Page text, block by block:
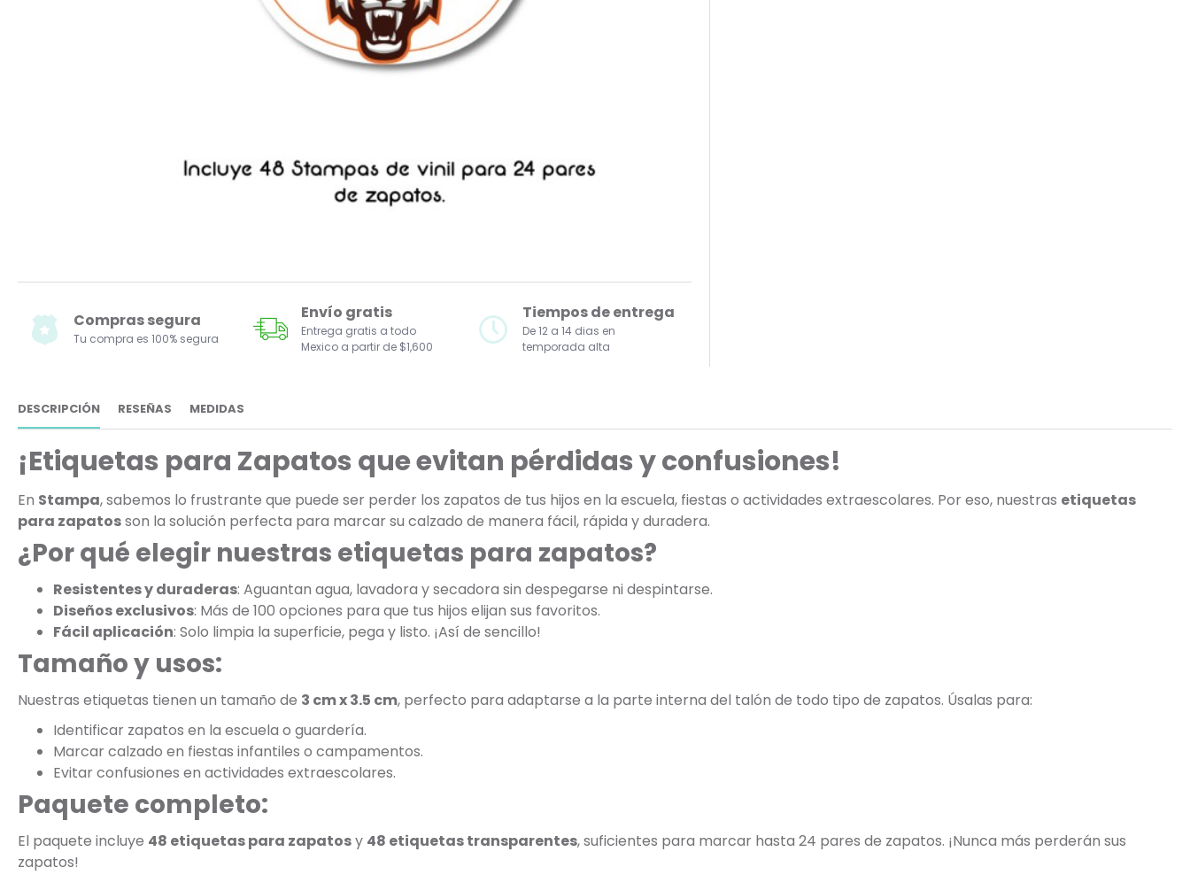
Compras segura
Tu compra es 100% segura
Envío gratis
Entrega gratis a todo
Mexico a partir de $1,600
Tiempos de entrega
De 12 a 14 dias en
temporada alta
DESCRIPCIÓN RESEÑAS MEDIDAS
¡Etiquetas para Zapatos que evitan pérdidas y confusiones!
En Stampa, sabemos lo frustrante que puede ser perder los zapatos de tus hijos en la escuela, fiestas o actividades extraescolares. Por eso, nuestras etiquetas
para zapatosson la solución perfecta para marcar su calzado de manera fácil, rápida y duradera.
¿Por qué elegir nuestras etiquetas para zapatos?
Resistentes y duraderas: Aguantan agua, lavadora y secadora sin despegarse ni despintarse.
Diseños exclusivos: Más de 100 opciones para que tus hijos elijan sus favoritos.
Fácil aplicación: Solo limpia la superficie, pega y listo. ¡Así de sencillo!
Tamaño y usos:
Nuestras etiquetas tienen un tamaño de 3 cm x 3.5 cm, perfecto para adaptarse a la parte interna del talón de todo tipo de zapatos. Úsalas para:
Identificar zapatos en la escuela o guardería.
Marcar calzado en fiestas infantiles o campamentos.
Evitar confusiones en actividades extraescolares.
Paquete completo:
El paquete incluye 48 etiquetas para zapatosy 48 etiquetas transparentes, suficientes para marcar hasta 24 pares de zapatos. ¡Nunca más perderán sus
zapatos!